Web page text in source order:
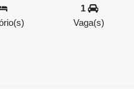
1
Vaga(s)